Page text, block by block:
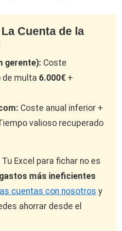
Cuenta de la
gerente): Coste
de multa 6.000€ +
Coste anual inferior +
valioso recuperado
Excel para fichar no es
gastos más ineficientes
cuentas con nosotros y
ahorrar desde el